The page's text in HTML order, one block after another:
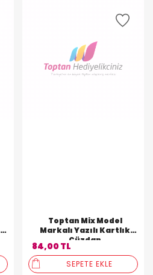
Toptan Mix Model
Markalı Yazılı Kartlık
Cüzdan
84,00 TL
SEPETE EKLE